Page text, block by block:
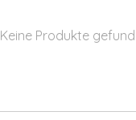
Keine Produkte